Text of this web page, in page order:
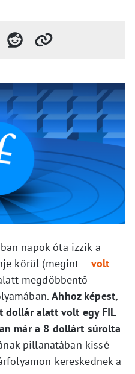
napok óta izzik a
körül (megint – volt
megdöbbentő
Ahhoz képest,
dollár alatt volt egy FIL
már a 8 dollárt súrolta
pillanatában kissé
kereskednek a